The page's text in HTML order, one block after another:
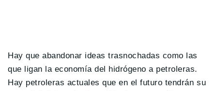
Hay que abandonar ideas trasnochadas como las
que ligan la economía del hidrógeno a petroleras.
Hay petroleras actuales que en el futuro tendrán su